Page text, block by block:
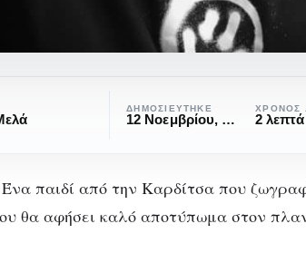
ΔΗΜΟΣΙΕΎΤΗΚΕ
12 Νοεμβρίου, 2022
ΧΡΌΝΟΣ
2 λεπτά
παιδί από την Καρδίτσα που
θα αφήσει καλό αποτύπωμα στον